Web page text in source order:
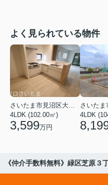
よく見られている物件
さいたま市見沼区大字蓮沼
4LDK (102.00㎡)
3,599万円
4LDK
《仲介手数料無料》緑区芝原３